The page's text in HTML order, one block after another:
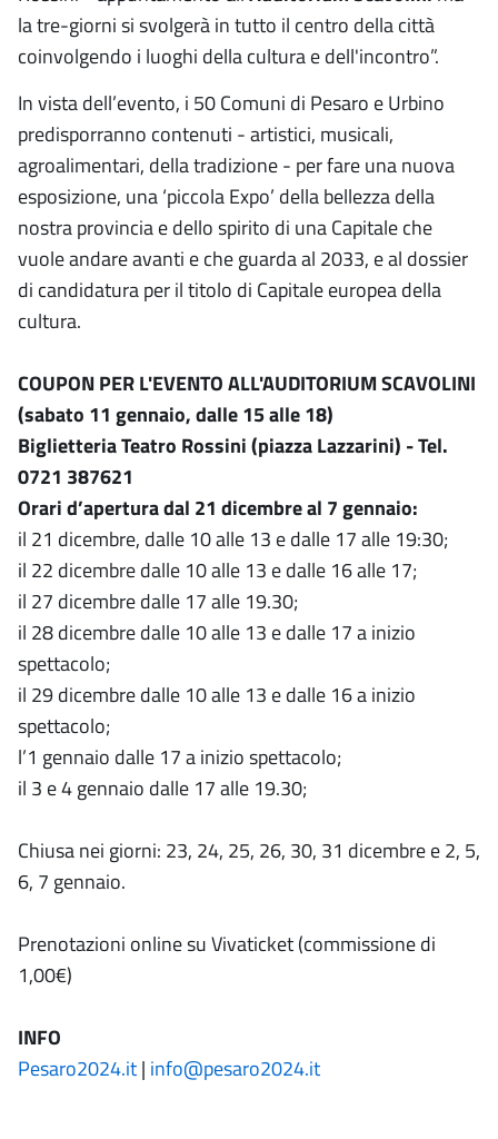
la tre-giorni si svolgerà in tutto il centro della città
coinvolgendo i luoghi della cultura e dell'incontro”.
In vista dell’evento, i 50 Comuni di Pesaro e Urbino
predisporranno contenuti - artistici, musicali,
agroalimentari, della tradizione - per fare una nuova
esposizione, una ‘piccola Expo’ della bellezza della
nostra provincia e dello spirito di una Capitale che
vuole andare avanti e che guarda al 2033, e al dossier
di candidatura per il titolo di Capitale europea della
cultura.
COUPON PER L'EVENTO ALL'AUDITORIUM SCAVOLINI
(sabato 11 gennaio, dalle 15 alle 18)
Biglietteria Teatro Rossini (piazza Lazzarini) - Tel.
0721 387621
Orari d’apertura dal 21 dicembre al 7 gennaio:
il 21 dicembre, dalle 10 alle 13 e dalle 17 alle 19:30;
il 22 dicembre dalle 10 alle 13 e dalle 16 alle 17;
il 27 dicembre dalle 17 alle 19.30;
il 28 dicembre dalle 10 alle 13 e dalle 17 a inizio
spettacolo;
il 29 dicembre dalle 10 alle 13 e dalle 16 a inizio
spettacolo;
l’1 gennaio dalle 17 a inizio spettacolo;
il 3 e 4 gennaio dalle 17 alle 19.30;
Chiusa nei giorni: 23, 24, 25, 26, 30, 31 dicembre e 2, 5,
6, 7 gennaio.
Prenotazioni online su Vivaticket (commissione di
1,00€)
INFO
Pesaro2024.it| info@pesaro2024.it